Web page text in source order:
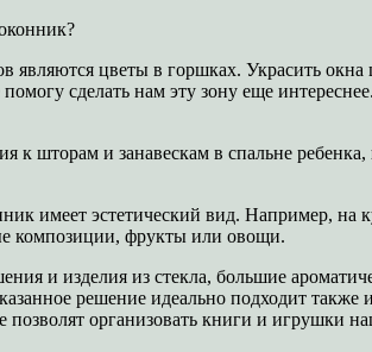
цветы в горшках. Украсить окна
сделать нам эту зону еще
шторам и занавескам в спальне
имеет эстетический вид. Например, на
композиции, фрукты или овощи.
и изделия из стекла, большие
решение идеально подходит
организовать книги и игрушки